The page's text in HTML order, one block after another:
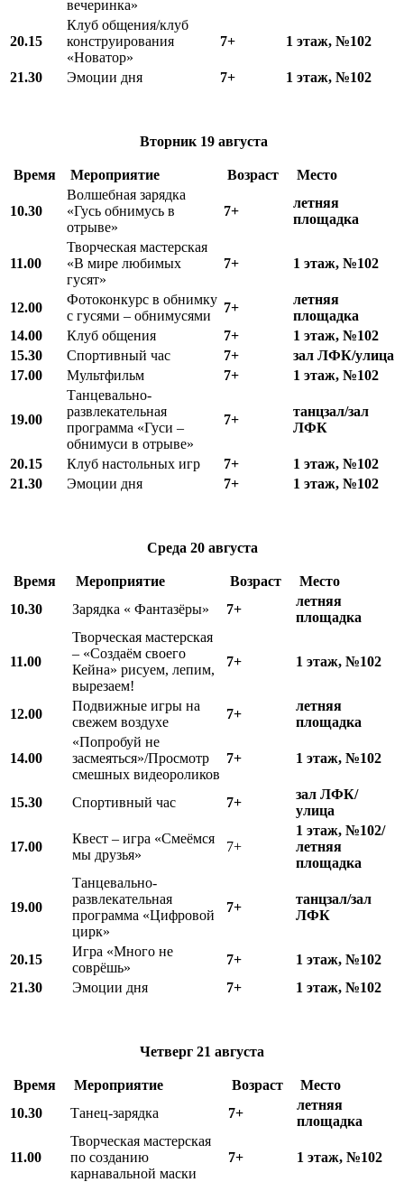
вечеринка»
20.15
Клуб общения/клуб
конструирования
«Новатор»
7+ 1 этаж, №102
21.30 Эмоции дня 7+ 1 этаж, №102
Вторник 19 августа
Время Мероприятие Возраст Место
10.30
Волшебная зарядка
«Гусь обнимусь в
отрыве»
7+
летняя
площадка
11.00
Творческая мастерская
«В мире любимых
гусят»
7+ 1 этаж, №102
12.00
Фотоконкурс в обнимку
с гусями – обнимусями
7+
летняя
площадка
14.00
Клуб общения 7+
1 этаж, №102
15.30
Спортивный час 7+
зал ЛФК/улица
17.00
Мультфильм 7+ 1 этаж, №102
19.00
Танцевально-
развлекательная
программа «Гуси –
обнимуси в отрыве»
7+
танцзал/зал
ЛФК
20.15 Клуб настольных игр 7+
1 этаж, №102
21.30
Эмоции дня 7+ 1 этаж, №102
Среда 20 августа
Время Мероприятие Возраст
Место
10.30 Зарядка « Фантазёры» 7+
летняя
площадка
11.00
Творческая мастерская
– «Создаём своего
Кейна» рисуем, лепим,
вырезаем!
7+ 1 этаж, №102
12.00
Подвижные игры на
свежем воздухе
7+
летняя
площадка
14.00
«Попробуй не
засмеяться»/Просмотр
смешных видеороликов
7+ 1 этаж, №102
15.30 Спортивный час 7+
зал ЛФК/
улица
17.00
Квест – игра «Смеёмся
мы друзья»
7+
1 этаж, №102/
летняя
площадка
19.00
Танцевально-
развлекательная
программа «Цифровой
цирк»
7+
танцзал/зал
ЛФК
20.15
Игра «Много не
соврёшь»
7+
1 этаж, №102
21.30
Эмоции дня 7+ 1 этаж, №102
Четверг 21 августа
Время Мероприятие Возраст
Место
10.30 Танец-зарядка 7+
летняя
площадка
11.00
Творческая мастерская
по созданию
карнавальной маски
7+ 1 этаж, №102